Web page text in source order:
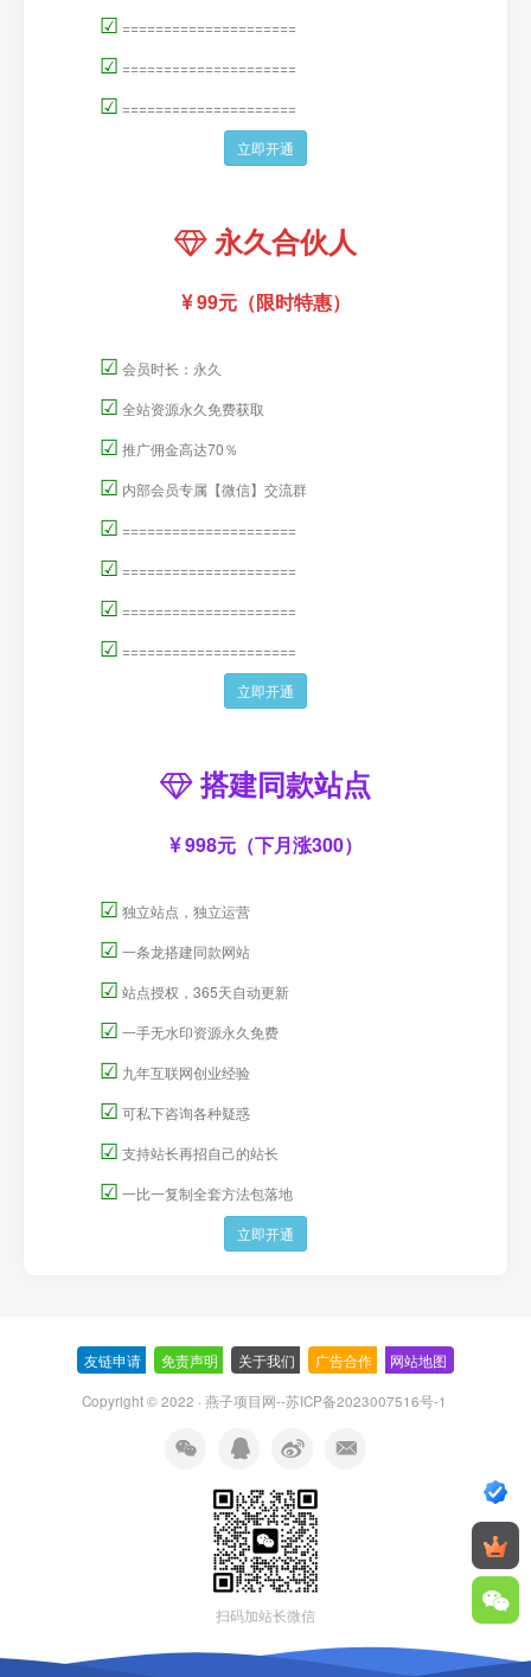
☑ =====================
☑ =====================
☑ =====================
立即开通
永久合伙人
99元（限时特惠）
☑ 会员时长：永久
☑ 全站资源永久免费获取
☑ 推广佣金高达70％
☑ 内部会员专属【微信】交流群
☑ =====================
☑ =====================
☑ =====================
☑ =====================
立即开通
搭建同款站点
998元（下月涨300）
☑ 独立站点，独立运营
☑ 一条龙搭建同款网站
☑ 站点授权，365天自动更新
☑ 一手无水印资源永久免费
☑ 九年互联网创业经验
☑ 可私下咨询各种疑惑
☑ 支持站长再招自己的站长
☑ 一比一复制全套方法包落地
立即开通
友链申请 免责声明 关于我们 广告合作 网站地图
Copyright © 2022 · 燕子项目网--苏ICP备2023007516号-1
扫码加站长微信